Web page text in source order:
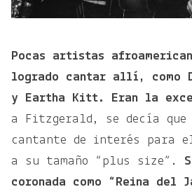
Pocas artistas
logrado cantar allí, como
y Eartha Kitt. Eran la
a Fitzgerald, se decía que
cantante de interés para
a su tamaño “plus size”.
coronada como “Reina del